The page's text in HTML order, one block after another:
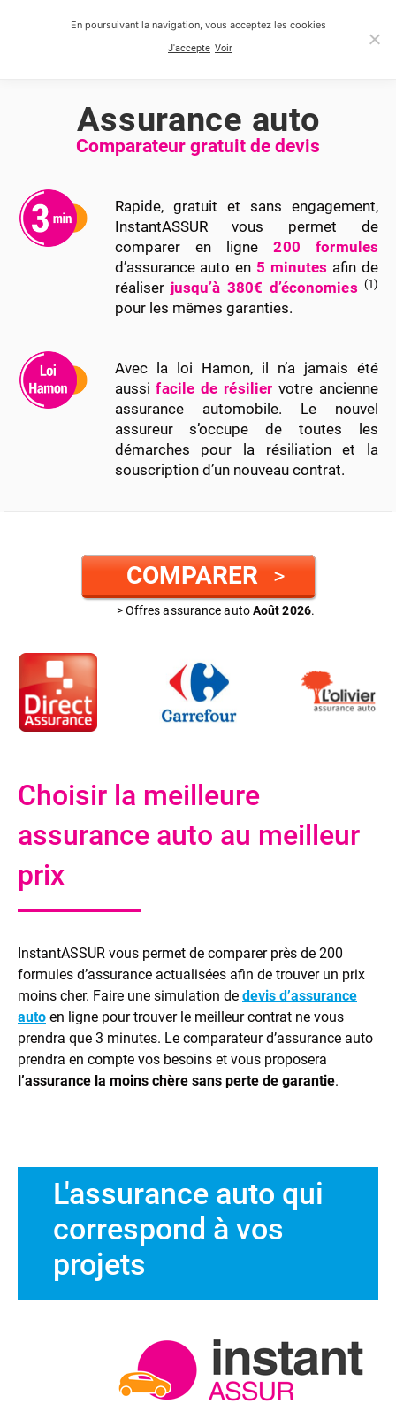
Assurance auto
Comparateur gratuit de devis
Rapide, gratuit et sans engagement,
InstantASSUR vous permet de
comparer en ligne200 formules
d’assurance auto en 5 minutes afin de
réaliser jusqu’à 380€ d’économies (1)
pour les mêmes garanties.
Avec la loi Hamon, il n’a jamais été
aussifacile de résilier votre ancienne
assurance automobile. Le nouvel
assureur s’occupe de toutes les
démarches pour la résiliation et la
souscription d’un nouveau contrat.
COMPARER >
> Offres assurance autoAoût 2026.
Choisir la meilleure
assurance auto au meilleur
prix
InstantASSUR vous permet de comparer près de 200
formules d’assurance actualisées afin de trouver un prix
moins cher. Faire une simulation de devis d’assurance
auto en ligne pour trouver le meilleur contrat ne vous
prendra que 3 minutes. Le comparateur d’assurance auto
prendra en compte vos besoins et vous proposera
l’assurance la moins chère sans perte de garantie.
L'assurance auto qui
correspond à vos
projets
En poursuivant la navigation, vous acceptez les cookies
J'accepte Voir